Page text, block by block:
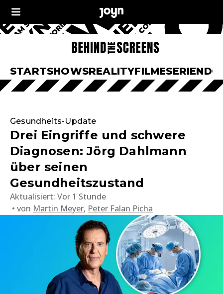
STARTSHOWSREALITYFILMESERIEN
Gesundheits-Update
Drei Eingriffe und schwere
Diagnosen: Jörg Dahlmann
über seinen
Gesundheitszustand
Aktualisiert: Vor 1 Stunde
von Martin Meyer, Peter Falan Picha